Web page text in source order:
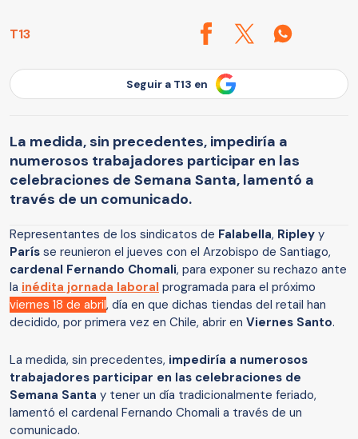
T13
Seguir a T13 en
La medida, sin precedentes, impediría a
numerosos trabajadores participar en las
celebraciones de Semana Santa, lamentó a
través de un comunicado.
Representantes de los sindicatos de Falabella, Ripley y
París se reunieron el jueves con el Arzobispo de Santiago,
cardenal Fernando Chomali, para exponer su rechazo ante
la inédita jornada laboral programada para el próximo
viernes 18 de abril, día en que dichas tiendas del retail han
decidido, por primera vez en Chile, abrir en Viernes Santo.
La medida, sin precedentes, impediría a numerosos
trabajadores participar en las celebraciones de
Semana Santa y tener un día tradicionalmente feriado,
lamentó el cardenal Fernando Chomali a través de un
comunicado.